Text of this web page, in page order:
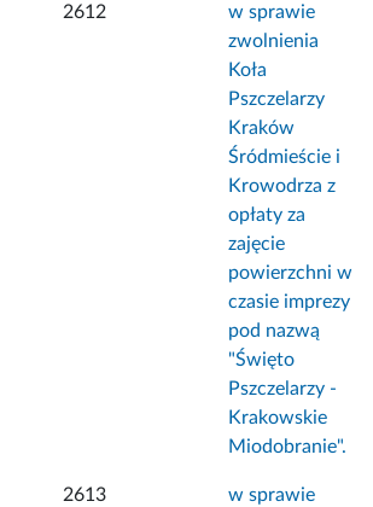
2612
w sprawie
zwolnienia
Koła
Pszczelarzy
Kraków
Śródmieście i
Krowodrza z
opłaty za
zajęcie
powierzchni w
czasie imprezy
pod nazwą
"Święto
Pszczelarzy -
Krakowskie
Miodobranie".
2613
w sprawie